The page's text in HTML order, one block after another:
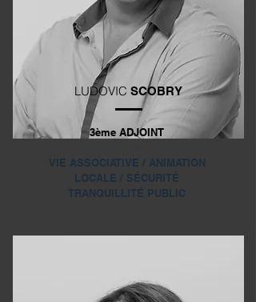
LUDOVIC SCOBRY
3ème ADJOINT
VIE ASSOCIATIVE / ANIMATION
LOCALE / SÉCURITÉ
TRANQUILLITÉ PUBLIC